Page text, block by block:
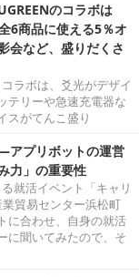
のコラボは
6商品に使える5％オ
会など、盛りだくさ
ラボは、爻光がデザイ
テリーや急速充電器な
スがてんこ盛り
アプリボットの運営
力」の重要性
就活イベント「キャリ
貿易センター浜松町
に合わせ、自身の就活
に聞いてみたので、そ